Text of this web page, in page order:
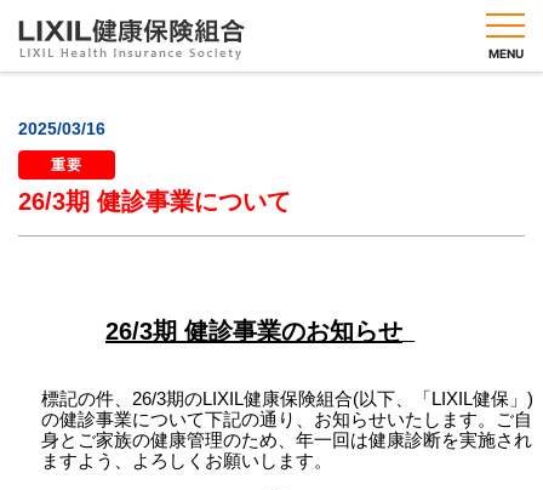
MENU
健保
のし
くみ
づく
りメ
ニュ
2025/03/16
重要
26/3期 健診事業について
26/3期 健診事業のお知らせ
標記の件、26/3期のLIXIL健康保険組合(以下、「LIXIL健保」)
の健診事業について下記の通り、お知らせいたします。ご自
身とご家族の健康管理のため、年一回は健康診断を実施され
ますよう、よ ろしくお願いします。